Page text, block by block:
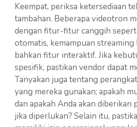
Keempat, periksa ketersediaan
tambahan. Beberapa videotron
dengan fitur-fitur canggih
otomatis, kemampuan streaming
bahkan fitur interaktif. Jika
spesifik, pastikan vendor dapat
Tanyakan juga tentang
yang mereka gunakan; apakah
dan apakah Anda akan diberikan
jika diperlukan? Selain itu,